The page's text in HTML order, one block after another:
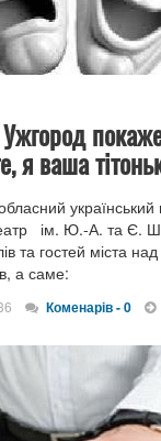
Ужгород
я ваша
ім. Ю.-А. та Є.
та гостей міста
а саме:
Коменарів - 0